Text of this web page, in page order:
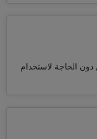
الحاجة لاستخدام